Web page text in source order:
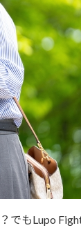
でもLupo